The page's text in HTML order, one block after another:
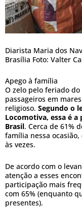
Diarista Maria dos
Brasília Foto: Valter
Apego à família
O zelo pelo feriado
passageiros em
religioso. Segundo o
Locomotiva, essa é
Brasil. Cerca de 61%
família nessa
às vezes.
De acordo com o
atenção a esses
participação mais
com 65% (enquanto
presentes).